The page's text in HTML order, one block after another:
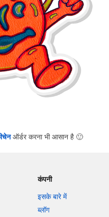
ऑर्डर करना भी आसान है 🙂
कंपनी
इसके बारे में
ब्लॉग